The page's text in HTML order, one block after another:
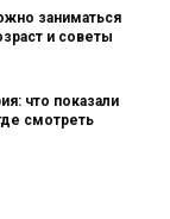
заниматься
и советы
что показали
смотреть